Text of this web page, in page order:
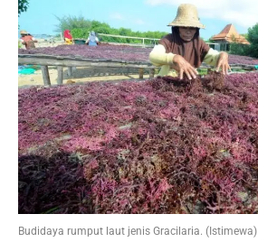
Budidaya rumput laut jenis Gracilaria. (Istimewa)